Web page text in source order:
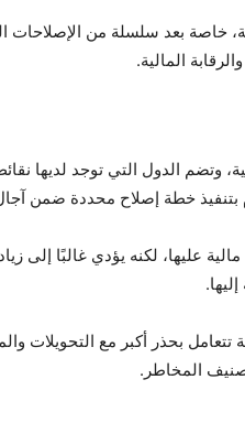
خاصة بعد سلسلة من
المالية.
وتضم الدول التي توجد لديها
بتنفيذ خطة إصلاح محددة ضمن
عليها، لكنه يؤدي غالبًا إلى
تتعامل بحذر أكبر مع التحويلات
المخاطر.